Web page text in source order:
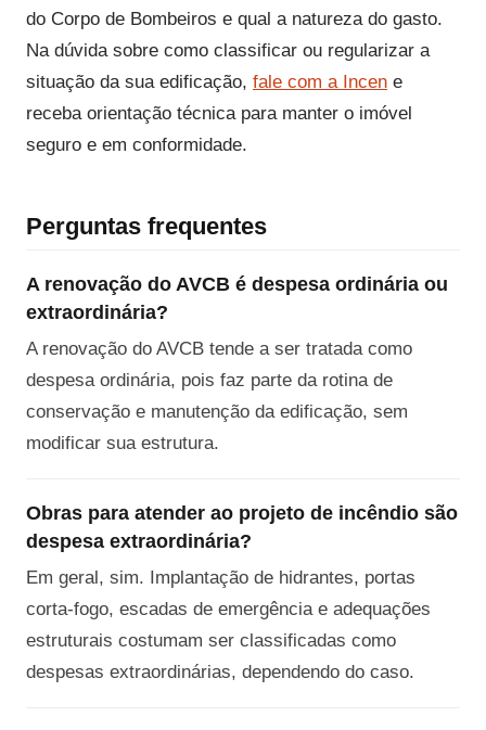
do Corpo de Bombeiros e qual a natureza do gasto.
Na dúvida sobre como classificar ou regularizar a
situação da sua edificação, fale com a Incen e
receba orientação técnica para manter o imóvel
seguro e em conformidade.
Perguntas frequentes
A renovação do AVCB é despesa ordinária ou
extraordinária?
A renovação do AVCB tende a ser tratada como
despesa ordinária, pois faz parte da rotina de
conservação e manutenção da edificação, sem
modificar sua estrutura.
Obras para atender ao projeto de incêndio são
despesa extraordinária?
Em geral, sim. Implantação de hidrantes, portas
corta-fogo, escadas de emergência e adequações
estruturais costumam ser classificadas como
despesas extraordinárias, dependendo do caso.